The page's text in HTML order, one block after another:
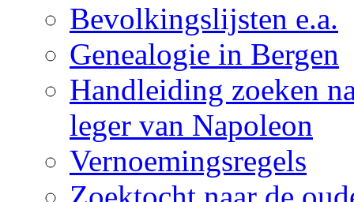
Bevolkingslijsten e.a.
Genealogie in Bergen
Handleiding zoeken
leger van Napoleon
Vernoemingsregels